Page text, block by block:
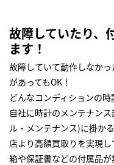
故障していたり、
ます！
故障していて動作しなか
があってもOK！
どんなコンディションの
自社に時計のメンテナン
ル・メンテナンス)に掛か
店より高額買取りを実現し
箱や保証書などの付属品が